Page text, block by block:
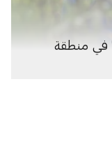
في منطقة